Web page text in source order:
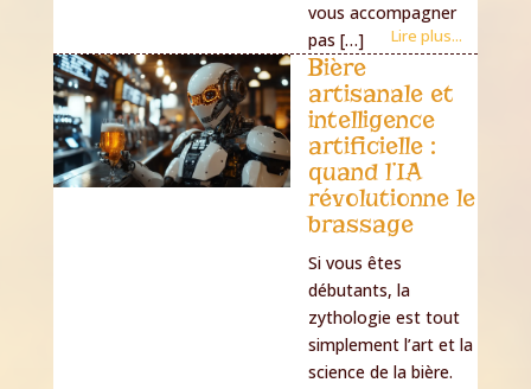
vous accompagner
pas […]
Lire plus...
Bière
artisanale et
intelligence
artificielle :
quand l’IA
révolutionne le
brassage
Si vous êtes
débutants, la
zythologie est tout
simplement l’art et la
science de la bière.